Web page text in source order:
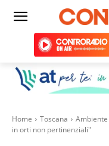
Home Toscana Ambiente
in orti non pertinenziali"